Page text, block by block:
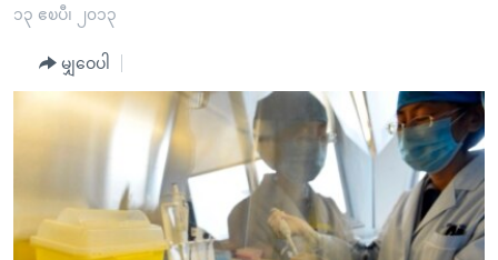
Link
များ
ကြည့်
ကမ္ဘာ့သတင်းများ
နိုင်ငံတကာ
အမေရိကန်
အစ္စရေး-ပါလက်စတိုင်း
သတင်းလွတ်လပ်ခွင့်
ရပ်ဝန်းတခု လမ်းတခု အလွန်
အင်္ဂလိပ်စာလေ့လာမယ်
အမေရိကန်သုံးအီဒီယံ
မကြေးမုံရဲ့ အင်္ဂလိပ်စာ
အပတ်စဉ်ကဏ္ဍများ
ရေဒီယို
ရေဒီယိုနှင့်ရုပ်သံ အချက်အလက်များ
၁၃ ဧၿပီ၊ ၂၀၁၃
မျှဝေပါ